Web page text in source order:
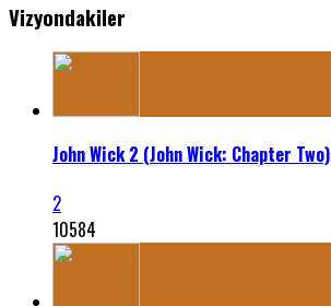
Vizyondakiler
John Wick 2 (John Wick: Chapter Two)
2
10584